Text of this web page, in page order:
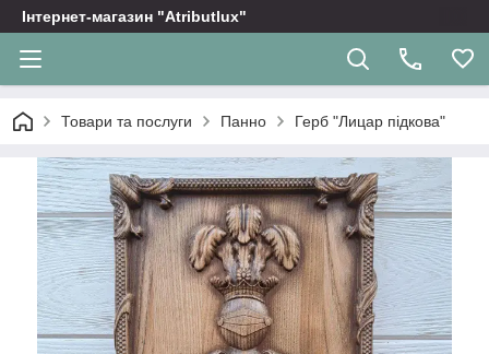
Інтернет-магазин "Atributlux"
Товари та послуги Панно Герб "Лицар підкова"